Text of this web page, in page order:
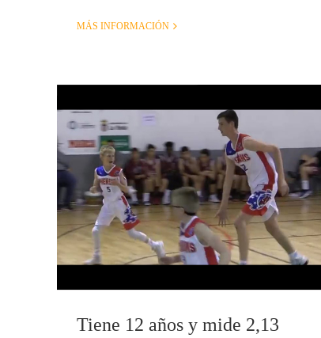
MÁS INFORMACIÓN
Tiene 12 años y mide 2,13